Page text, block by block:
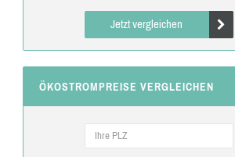
Jetzt vergleichen
ÖKOSTROMPREISE VERGLEICHEN